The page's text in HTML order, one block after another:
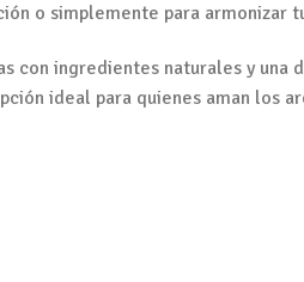
o simplemente para armonizar
con ingredientes naturales y
ideal para quienes aman los